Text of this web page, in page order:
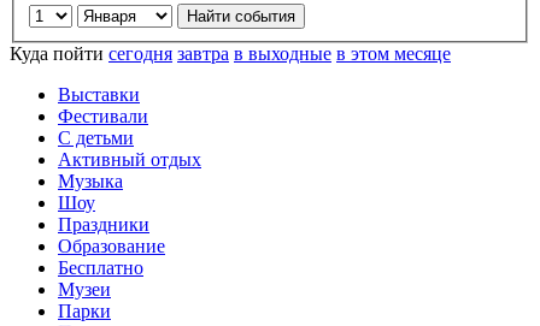
Куда пойти сегодня завтра в выходные в этом месяце
Выставки
Фестивали
С детьми
Активный отдых
Музыка
Шоу
Праздники
Образование
Бесплатно
Музеи
Парки